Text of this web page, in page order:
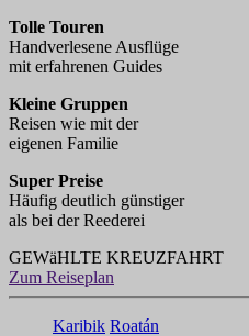
Tolle Touren
Handverlesene Ausflüge
mit erfahrenen Guides
Kleine Gruppen
Reisen wie mit der
eigenen Familie
Super Preise
Häufig deutlich günstiger
als bei der Reederei
GEWäHLTE KREUZFAHRT
Zum Reiseplan
Karibik Roatán